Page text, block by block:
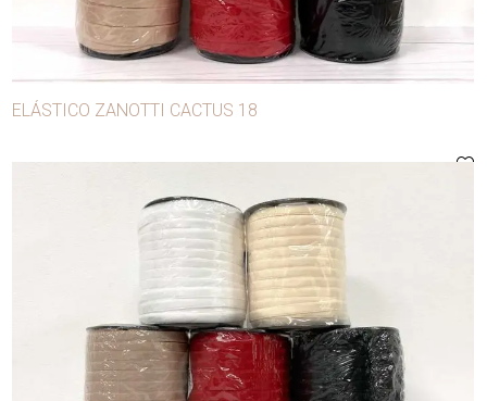
ELÁSTICO ZANOTTI CACTUS 18